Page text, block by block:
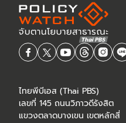
ไทยพีบีเอส (Thai PBS)
เลขที่ 145 ถนนวิภาวดีรังสิต
แขวงตลาดบางเขน เขตหลักสี่